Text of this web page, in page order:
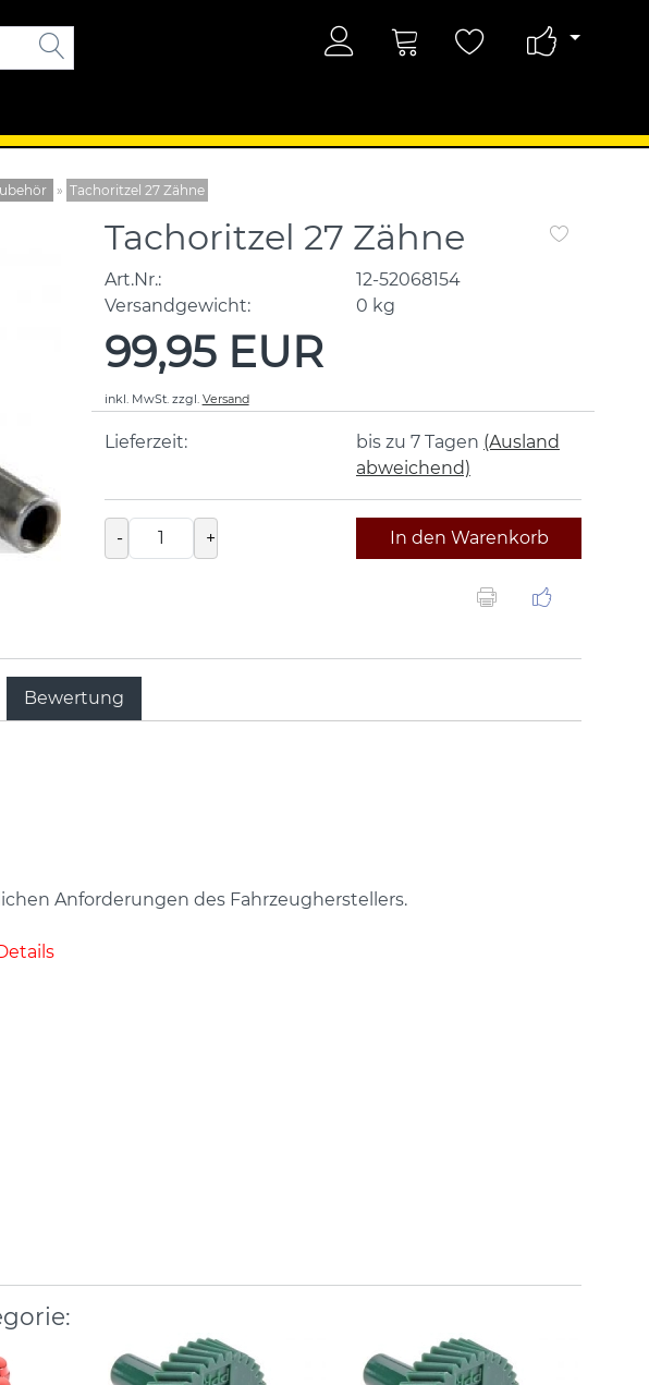
» Tachoritzel 27 Zähne
Tachoritzel 27 Zähne
Art.Nr.:
12-52068154
Versandgewicht:
0 kg
99,95 EUR
inkl. MwSt.zzgl. Versand
Lieferzeit: bis zu 7 Tagen (Ausland
abweichend)
- + In den Warenkorb
Bewertung
Anforderungen des Fahrzeugherstellers.